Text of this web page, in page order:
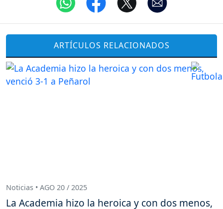
ARTÍCULOS RELACIONADOS
Noticias • AGO 20 / 2025
La Academia hizo la heroica y con dos menos,